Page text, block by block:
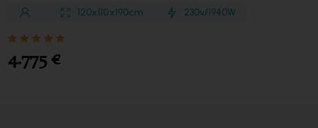
120 x 110 x 190 cm 230v/1940 W
4.775 €